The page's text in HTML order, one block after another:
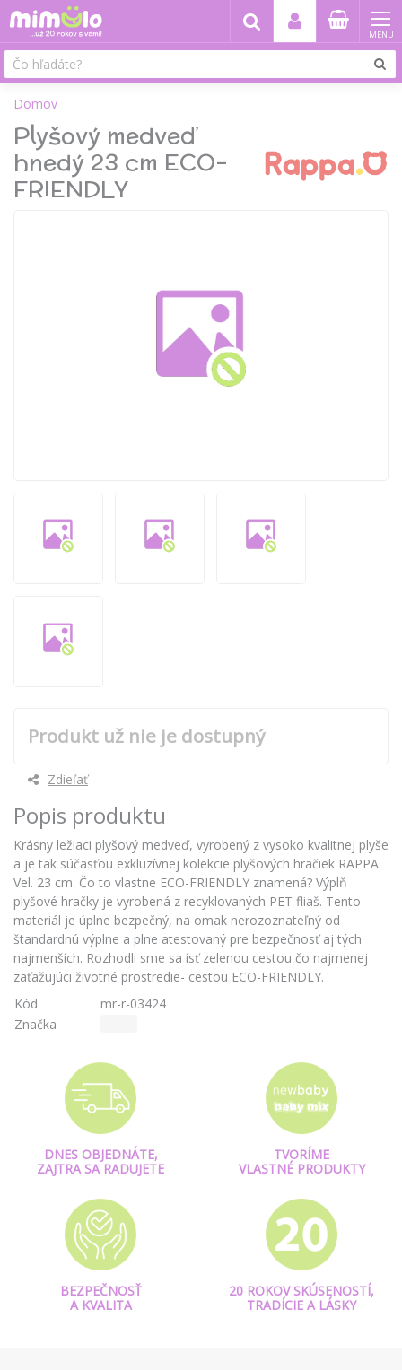
MENU
Domov
Plyšový medveď
hnedý 23 cm ECO-
FRIENDLY
Produkt už nie je dostupný
Zdieľať
Popis produktu
Krásny ležiaci plyšový medveď, vyrobený z vysoko kvalitnej plyše
a je tak súčasťou exkluzívnej kolekcie plyšových hračiek RAPPA.
Vel. 23 cm. Čo to vlastne ECO-FRIENDLY znamená? Výplň
plyšové hračky je vyrobená z recyklovaných PET fliaš. Tento
materiál je úplne bezpečný, na omak nerozoznateľný od
štandardnú výplne a plne atestovaný pre bezpečnosť aj tých
najmenších. Rozhodli sme sa ísť zelenou cestou čo najmenej
zaťažujúci životné prostredie- cestou ECO-FRIENDLY.
Kód
mr-r-03424
Značka
DNES OBJEDNÁTE,
ZAJTRA SA RADUJETE
TVORÍME
VLASTNÉ PRODUKTY
BEZPEČNOSŤ
A KVALITA
20 ROKOV SKÚSENOSTÍ,
TRADÍCIE A LÁSKY